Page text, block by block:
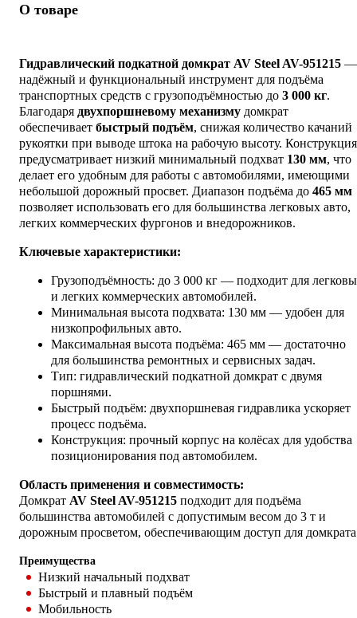
О товаре
Гидравлический подкатной домкрат AV Steel AV-951215 —
надёжный и функциональный инструмент для подъёма
транспортных средств с грузоподъёмностью до 3 000 кг.
Благодаря двухпоршневому механизму домкрат
обеспечивает быстрый подъём, снижая количество качаний
рукоятки при выводе штока на рабочую высоту. Конструкция
предусматривает низкий минимальный подхват 130 мм, что
делает его удобным для работы с автомобилями, имеющими
небольшой дорожный просвет. Диапазон подъёма до 465 мм
позволяет использовать его для большинства легковых авто,
легких коммерческих фургонов и внедорожников.
Ключевые характеристики:
Грузоподъёмность: до 3 000 кг — подходит для
и легких коммерческих автомобилей.
Минимальная высота подхвата: 130 мм — удобен для
низкопрофильных авто.
Максимальная высота подъёма: 465 мм — достаточно
для большинства ремонтных и сервисных задач.
Тип: гидравлический подкатной домкрат с двумя
поршнями.
Быстрый подъём: двухпоршневая гидравлика ускоряет
процесс подъёма.
Конструкция: прочный корпус на колёсах для удобства
позиционирования под автомобилем.
Область применения и совместимость:
Домкрат AV Steel AV-951215 подходит для подъёма
большинства автомобилей с допустимым весом до 3 т и
дорожным просветом, обеспечивающим доступ для
Преимущества
Низкий начальный подхват
Быстрый и плавный подъём
Мобильность